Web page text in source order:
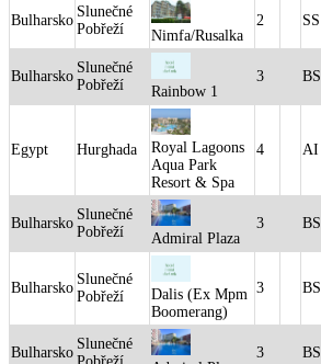
Bulharsko
Slunečné
Pobřeží
Nimfa/Rusalka
2 SS
Bulharsko
Slunečné
Pobřeží
Rainbow 1
3 BS
Egypt Hurghada
Royal Lagoons
Aqua Park
Resort & Spa
4 AI
Bulharsko
Slunečné
Pobřeží
Admiral Plaza
3 BS
Bulharsko
Slunečné
Pobřeží
Dalis (Ex Mpm
Boomerang)
3 BS
Bulharsko
Slunečné
3 BS